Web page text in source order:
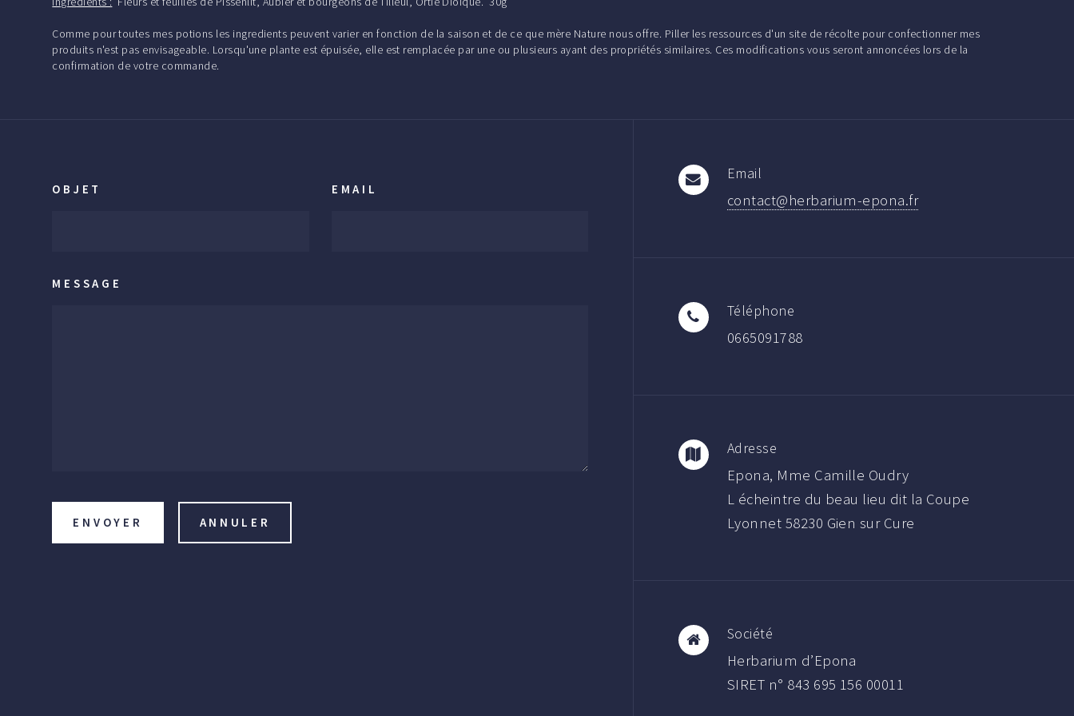
Comme pour toutes mes potions les ingredients peuvent varier en fonction de la saison et de ce que mère Nature nous offre. Piller les ressources d'un site de récolte pour confectionner mes
produits n'est pas envisageable. Lorsqu'une plante est épuisée, elle est remplacée par une ou plusieurs ayant des propriétés similaires. Ces modifications vous seront annoncées lors de la
confirmation de votre commande.
OBJET EMAIL
MESSAGE
Email
contact@herbarium-epona.fr
Téléphone
0665091788
Adresse
Epona, Mme Camille Oudry
L écheintre du beau lieu dit la Coupe
Lyonnet 58230 Gien sur Cure
Société
Herbarium d’Epona
SIRET n° 843 695 156 00011